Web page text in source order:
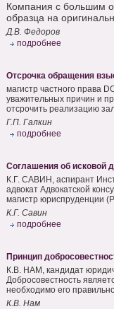
Компания с большим
образца на
Д.В. Федоров
подробнее
Отсрочка обращения
магистр частного права
уважительных причин и
отсрочить реализацию
Г.П. Галкин
подробнее
Соглашения об исковой
К.Г. САВИН, аспирант
адвокат Адвокатской
магистр юриспруденции
К.Г. Савин
подробнее
Принцип
К.В. НАМ, кандидат
Добросовестность
необходимо его
К.В. Нам